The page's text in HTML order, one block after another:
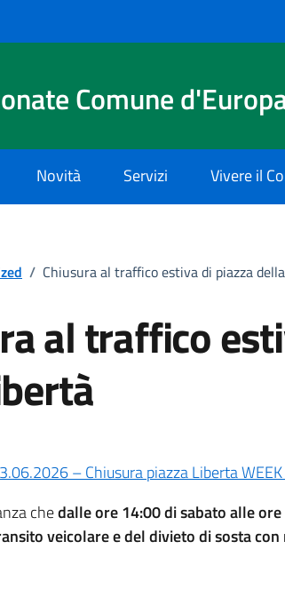
Comune
Novità Servizi Vivere il
/ Chiusura al traffico estiva di piazza
al traffico
– Chiusura piazza Liberta
chedalle ore 14:00 di sabato alle
veicolare e del divieto di sosta